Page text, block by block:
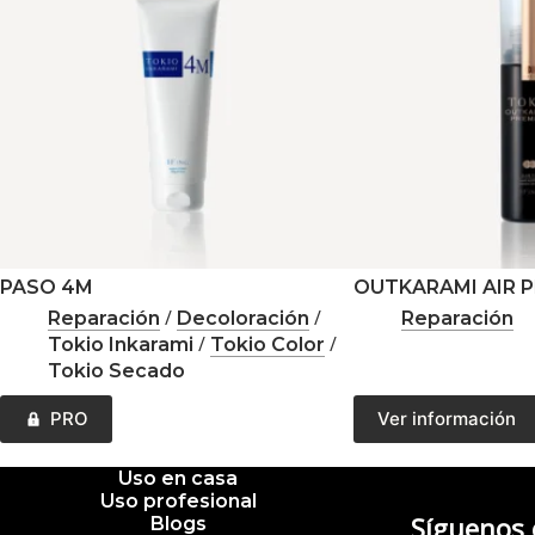
PASO 4M
Reparación / Decoloración /
Tokio Inkarami / Tokio Color /
Tokio Secado
PRO
OUTKARAMI AIR
Reparación
Ver información
Este
producto
tiene
múltiples
Uso en casa
Uso profesional
Blogs
Síguenos